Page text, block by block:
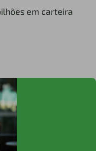
em carteira